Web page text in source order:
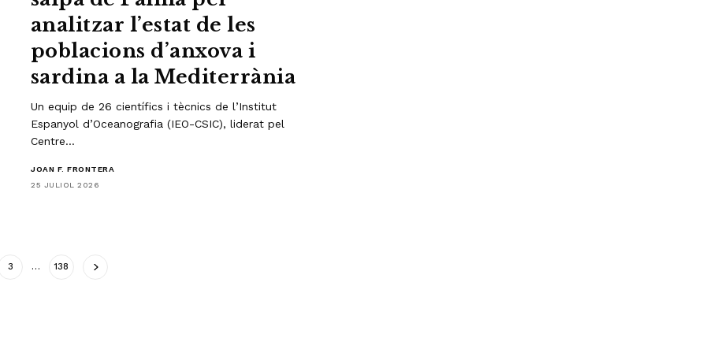
analitzar l’estat de les
poblacions d’anxova i
sardina a la Mediterrània
Un equip de 26 científics i tècnics de l’Institut
Espanyol d’Oceanografia (IEO-CSIC), liderat pel
Centre…
JOAN F. FRONTERA
25 JULIOL 2026
3 … 138